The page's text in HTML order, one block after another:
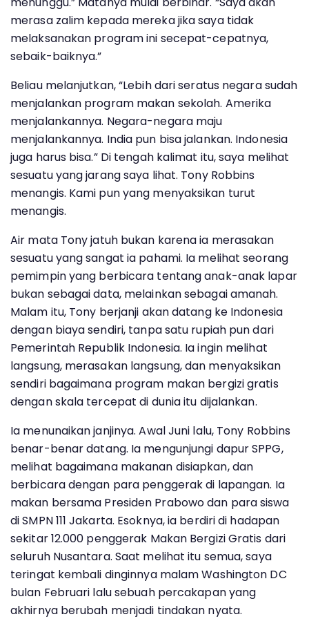
merasa zalim kepada mereka jika saya tidak
melaksanakan program ini secepat-cepatnya,
sebaik-baiknya.”
Beliau melanjutkan, “Lebih dari seratus negara sudah
menjalankan program makan sekolah. Amerika
menjalankannya. Negara-negara maju
menjalankannya. India pun bisa jalankan. Indonesia
juga harus bisa.” Di tengah kalimat itu, saya melihat
sesuatu yang jarang saya lihat. Tony Robbins
menangis. Kami pun yang menyaksikan turut
menangis.
Air mata Tony jatuh bukan karena ia merasakan
sesuatu yang sangat ia pahami. Ia melihat seorang
pemimpin yang berbicara tentang anak-anak lapar
bukan sebagai data, melainkan sebagai amanah.
Malam itu, Tony berjanji akan datang ke Indonesia
dengan biaya sendiri, tanpa satu rupiah pun dari
Pemerintah Republik Indonesia. Ia ingin melihat
langsung, merasakan langsung, dan menyaksikan
sendiri bagaimana program makan bergizi gratis
dengan skala tercepat di dunia itu dijalankan.
Ia menunaikan janjinya. Awal Juni lalu, Tony Robbins
benar-benar datang. Ia mengunjungi dapur SPPG,
melihat bagaimana makanan disiapkan, dan
berbicara dengan para penggerak di lapangan. Ia
makan bersama Presiden Prabowo dan para siswa
di SMPN 111 Jakarta. Esoknya, ia berdiri di hadapan
sekitar 12.000 penggerak Makan Bergizi Gratis dari
seluruh Nusantara. Saat melihat itu semua, saya
teringat kembali dinginnya malam Washington DC
bulan Februari lalu sebuah percakapan yang
akhirnya berubah menjadi tindakan nyata.